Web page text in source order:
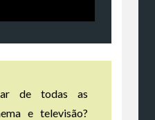
de todas as
e televisão?